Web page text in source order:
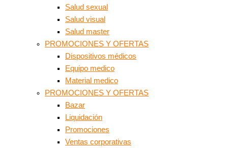
Salud sexual
Salud visual
Salud master
PROMOCIONES Y OFERTAS
Dispositivos médicos
Equipo medico
Material medico
PROMOCIONES Y OFERTAS
Bazar
Liquidación
Promociones
Ventas corporativas